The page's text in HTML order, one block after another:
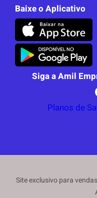
Baixe o Aplicativo
Siga a Amil
Planos de
Site exclusivo para